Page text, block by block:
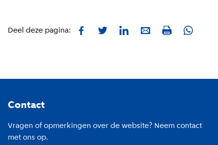
Deel deze pagina: FacebookTwitterLinkedInE-mailPrint
Contact
Vragen of opmerkingen over de website? Neem contact
met ons op.